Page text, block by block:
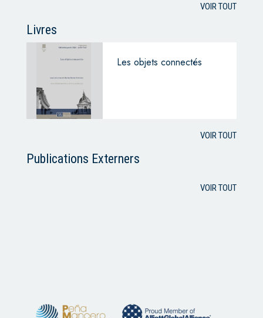
VOIR TOUT
Livres
Les objets connectés
VOIR TOUT
Publications Externers
VOIR TOUT